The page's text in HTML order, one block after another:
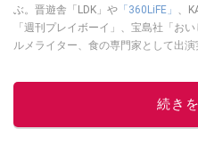
ぶ。晋遊舎「LDK」や 「360LiFE」 、
「週刊プレイボーイ」、宝島社「お
ルメライター、食の専門家として出演
続き